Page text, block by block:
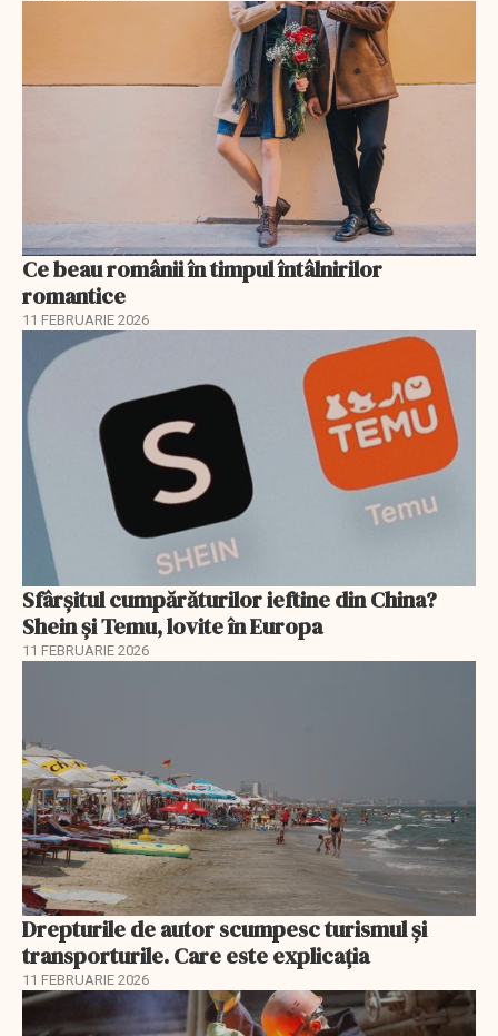
Ce beau românii în timpul întâlnirilor
romantice
11 FEBRUARIE 2026
Sfârșitul cumpărăturilor ieftine din China?
Shein și Temu, lovite în Europa
11 FEBRUARIE 2026
Drepturile de autor scumpesc turismul și
transporturile. Care este explicația
11 FEBRUARIE 2026